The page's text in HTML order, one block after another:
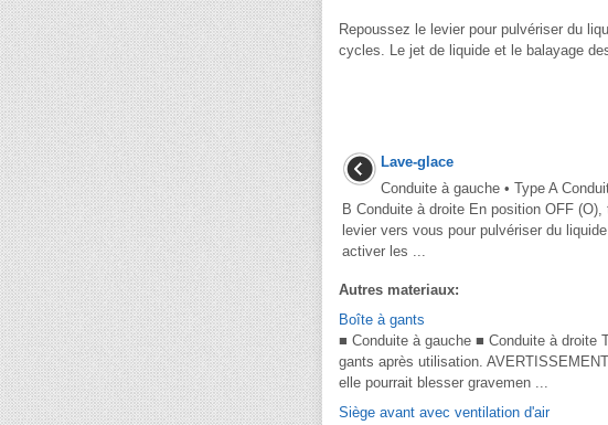
Repoussez le levier pour pulvériser du
cycles. Le jet de liquide et le balayage
Lave-glace
Conduite à gauche • Type A
B Conduite à droite En position OFF
levier vers vous pour pulvériser du
activer les ...
Autres materiaux:
Boîte à gants
■ Conduite à gauche ■ Conduite à droite
gants après utilisation.
elle pourrait blesser gravemen ...
Siège avant avec ventilation d'air